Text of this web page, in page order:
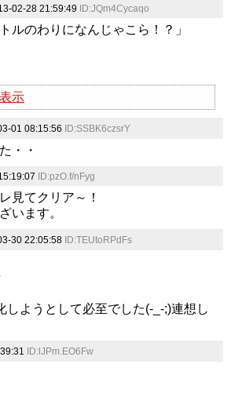
02-28 21:59:49 ID:JQm4Cycaqo
ルのわりになんじゃこら！？」
示
01 08:15:56 ID:SSBK6czsrY
・・
ID:pzO.f/nFyg
見てクリア～！
います。
30 22:05:58 ID:TEUtoRPdFs
しようとして必至でした(-_-;)連想し
ID:lJPm.EO6Fw